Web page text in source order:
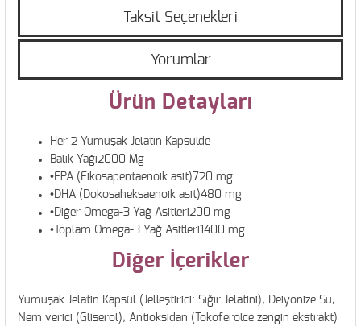
Taksit Seçenekleri
Yorumlar
Ürün Detayları
Her 2 Yumuşak Jelatin Kapsülde
Balık Yağı2000 Mg
•EPA (Eikosapentaenoik asit)720 mg
•DHA (Dokosaheksaenoik asit)480 mg
•Diğer Omega-3 Yağ Asitleri200 mg
•Toplam Omega-3 Yağ Asitleri1400 mg
Diğer İçerikler
Yumuşak Jelatin Kapsül (Jelleştirici: Sığır Jelatini), Deiyonize Su,
Nem verici (Gliserol), Antioksidan (Tokoferolce zengin ekstrakt)